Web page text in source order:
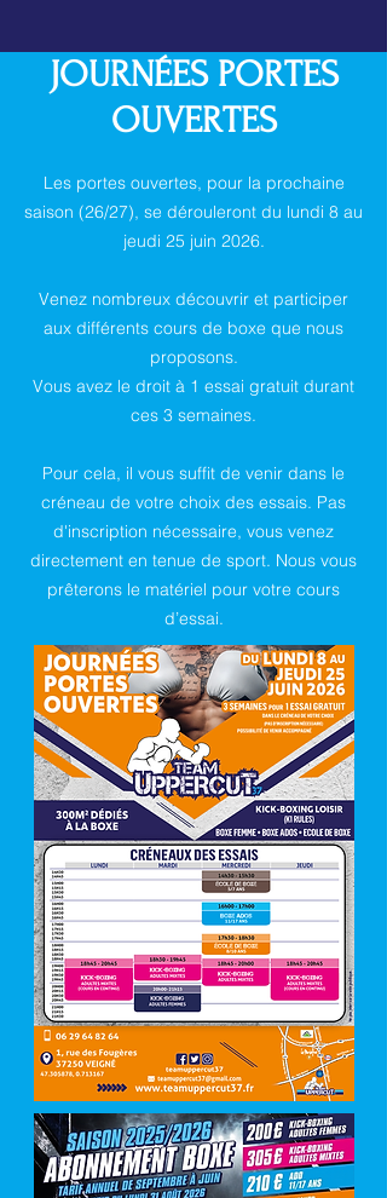
JOURNÉES PORTES
OUVERTES
Les portes ouvertes, pour la prochaine
saison (26/27), se dérouleront du lundi 8 au
jeudi 25 juin 2026.
Venez nombreux découvrir et participer
aux différents cours de boxe que nous
proposons.
Vous avez le droit à 1 essai gratuit durant
ces 3 semaines.
Pour cela, il vous suffit de venir dans le
créneau de votre choix des essais. Pas
d'inscription nécessaire, vous venez
directement en tenue de sport. Nous vous
prêterons le matériel pour votre cours
d’essai.